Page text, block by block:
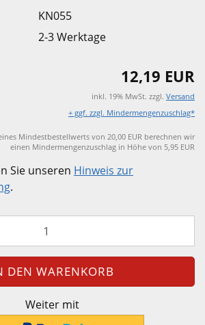
KN055
2-3 Werktage
12,19 EUR
inkl. 19% MwSt. zzgl. Versand
+ ggf. zzgl. Mindermengenzuschlag*
Mindestbestellwerts von 20,00 EUR berechnen wir
einen Mindermengenzuschlag in Höhe von 5,95 EUR
Sie unseren Hinweis zur
.
Weiter mit